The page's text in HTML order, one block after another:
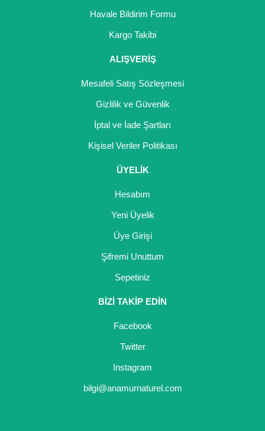
Havale Bildirim Formu
Kargo Takibi
ALIŞVERİŞ
Mesafeli Satış Sözleşmesi
Gizlilik ve Güvenlik
İptal ve İade Şartları
Kişisel Veriler Politikası
ÜYELİK
Hesabım
Yeni Üyelik
Üye Girişi
Şifremi Unuttum
Sepetiniz
BİZİ TAKİP EDİN
Facebook
Twitter
Instagram
bilgi@anamurnaturel.com